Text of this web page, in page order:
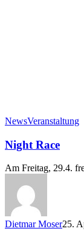
NewsVeranstaltung
Night Race
Am Freitag, 29.4.
Dietmar Moser25.